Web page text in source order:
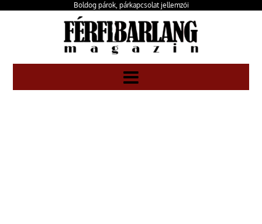
Boldog párok, párkapcsolat jellemzői